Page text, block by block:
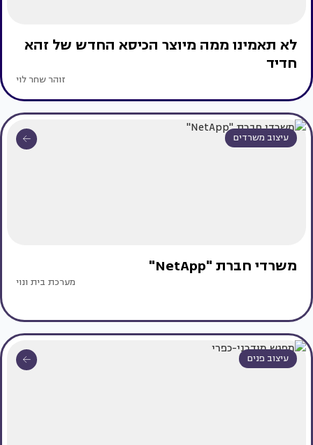
לא תאמינו ממה מיוצר הכיסא החדש של זהא
חדיד
זוהר שחר לוי
עיצוב משרדים
משרדי חברת "NetApp"
מערכת בית ונוי
עיצוב פנים